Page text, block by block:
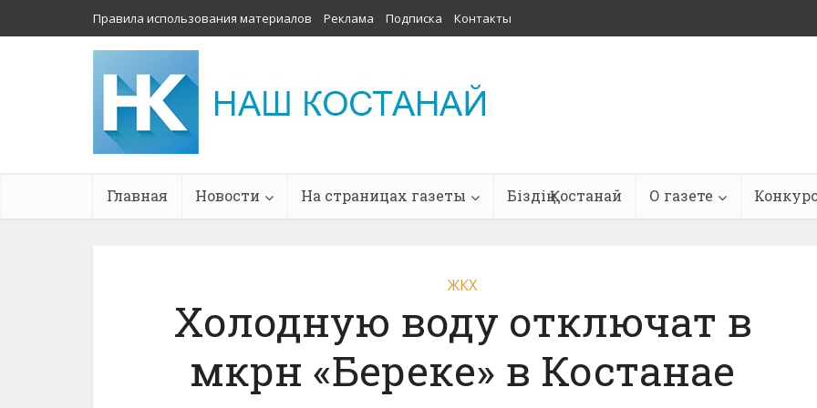
Правила использования материалов Реклама Подписка Контакты
Главная Новости На страницах газеты Біздің Қостанай О газете
ЖКХ
Холодную воду отключат в
мкрн «Береке» в Костанае